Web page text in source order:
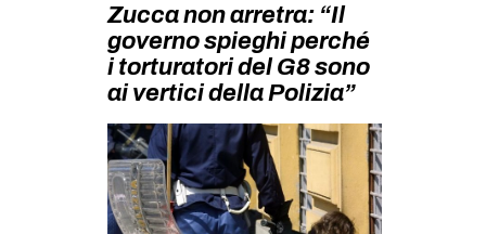
STUDENTI TSUNAMI
ZAM
MOBILITAZIONI
SPAZI
SPORT POPOLARE
Zucca non arretra: “Il
governo spieghi perché
i torturatori del G8 sono
ai vertici della Polizia”